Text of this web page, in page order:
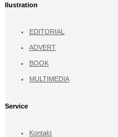
llustration
EDITORIAL
ADVERT
BOOK
MULTIMEDIA
Service
Kontakt